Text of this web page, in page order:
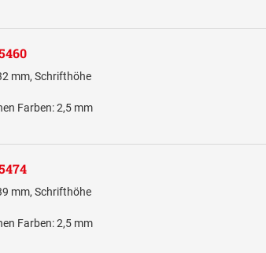
mm, Schrifthöhe
Farben: 2,5 mm
mm, Schrifthöhe
Farben: 2,5 mm